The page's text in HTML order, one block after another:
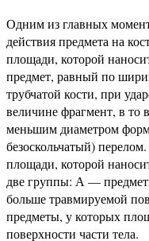
Одним из главных
действия предмета на
площади, которой
предмет, равный по
трубчатой кости, при
величине фрагмент, в то
меньшим диаметром
безоскольчатый)
площади, которой
две группы: А —
больше травмируемой
предметы, у которых
поверхности части тела.